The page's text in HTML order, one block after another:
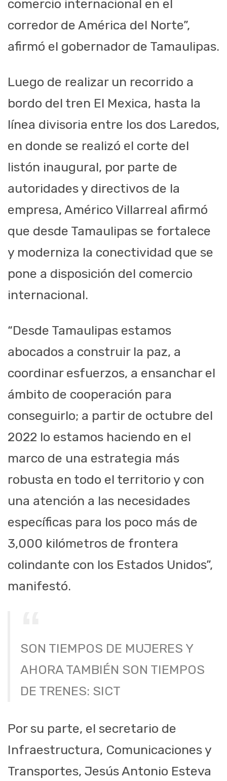
comercio internacional en el
corredor de América del Norte”,
afirmó el gobernador de Tamaulipas.
Luego de realizar un recorrido a
bordo del tren El Mexica, hasta la
línea divisoria entre los dos Laredos,
en donde se realizó el corte del
listón inaugural, por parte de
autoridades y directivos de la
empresa, Américo Villarreal afirmó
que desde Tamaulipas se fortalece
y moderniza la conectividad que se
pone a disposición del comercio
internacional.
“Desde Tamaulipas estamos
abocados a construir la paz, a
coordinar esfuerzos, a ensanchar el
ámbito de cooperación para
conseguirlo; a partir de octubre del
2022 lo estamos haciendo en el
marco de una estrategia más
robusta en todo el territorio y con
una atención a las necesidades
específicas para los poco más de
3,000 kilómetros de frontera
colindante con los Estados Unidos”,
manifestó.
SON TIEMPOS DE MUJERES Y
AHORA TAMBIÉN SON TIEMPOS
DE TRENES: SICT
Por su parte, el secretario de
Infraestructura, Comunicaciones y
Transportes, Jesús Antonio Esteva